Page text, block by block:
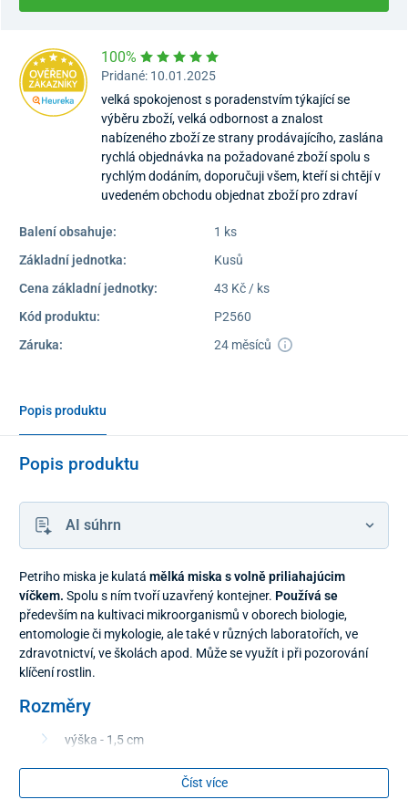
100%
Pridané: 10.01.2025
velká spokojenost s poradenstvím týkající se
výběru zboží, velká odbornost a znalost
nabízeného zboží ze strany prodávajícího, zaslána
rychlá objednávka na požadované zboží spolu s
rychlým dodáním, doporučuji všem, kteří si chtějí v
uvedeném obchodu objednat zboží pro zdraví
Balení obsahuje:
1 ks
Základní jednotka:
Kusů
Cena základní jednotky:
43 Kč / ks
Kód produktu:
P2560
Záruka:
24 měsíců
Popis produktu
Popis produktu
AI súhrn
Petriho miska je kulatá mělká miska s volně priliahajúcim
víčkem. Spolu s ním tvoří uzavřený kontejner. Používá se
především na kultivaci mikroorganismů v oborech biologie,
entomologie či mykologie, ale také v různých laboratořích, ve
zdravotnictví, ve školách apod. Může se využít i při pozorování
klíčení rostlin.
Rozměry
výška - 1,5 cm
Číst více